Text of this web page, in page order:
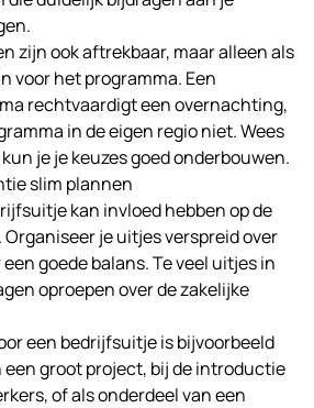
zijn ook aftrekbaar, maar alleen als
voor het programma. Een
rechtvaardigt een overnachting,
in de eigen regio niet. Wees
je je keuzes goed onderbouwen.
slim plannen
kan invloed hebben op de
je uitjes verspreid over
goede balans. Te veel uitjes in
oproepen over de zakelijke
een bedrijfsuitje is bijvoorbeeld
groot project, bij de introductie
of als onderdeel van een